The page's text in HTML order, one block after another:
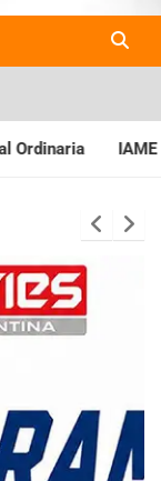
Baradero